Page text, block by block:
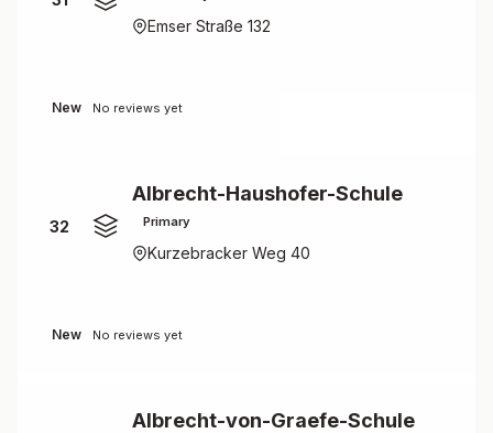
Emser Straße 132
New No reviews yet
32
Albrecht-Haushofer-Schule
Primary
Kurzebracker Weg 40
New No reviews yet
Albrecht-von-Graefe-Schule